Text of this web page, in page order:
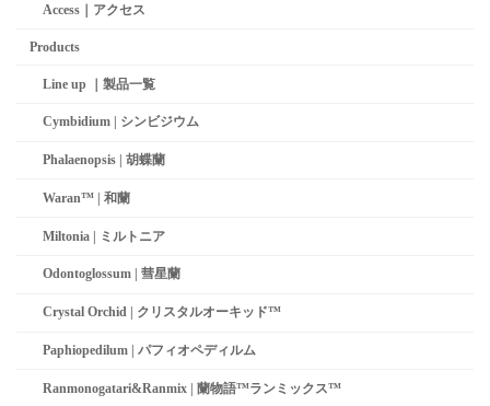
Access｜アクセス
Products
Line up ｜製品一覧
Cymbidium | シンビジウム
Phalaenopsis | 胡蝶蘭
Waran™ | 和蘭
Miltonia | ミルトニア
Odontoglossum | 彗星蘭­
Crystal Orchid | クリスタルオーキッド™
Paphiopedilum | パフィオペディルム
Ranmonogatari&Ranmix | 蘭物語™ランミックス™